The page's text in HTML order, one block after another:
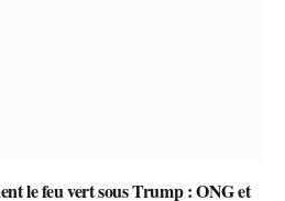
le feu vert sous Trump : ONG et